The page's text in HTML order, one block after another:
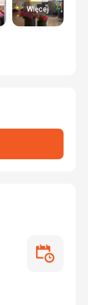
Więcej
Last